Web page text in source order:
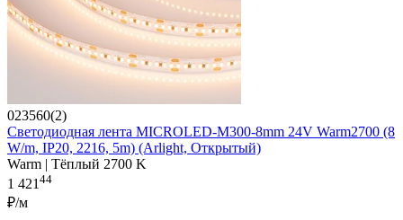
023560(2)
Светодиодная лента MICROLED-M300-8mm 24V Warm2700 (8
W/m, IP20, 2216, 5m) (Arlight, Открытый)
Warm | Тёплый 2700 K
1 421 44
₽/м